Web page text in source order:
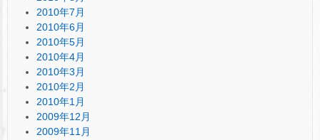
2010年7月
2010年6月
2010年5月
2010年4月
2010年3月
2010年2月
2010年1月
2009年12月
2009年11月